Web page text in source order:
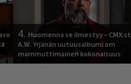
4. Huomenna se ilmestyy –
A.W. Yrjänän uutuusalbumi om
mammuttimainen kokonaisuus